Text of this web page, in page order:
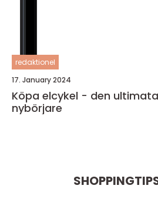
redaktionel
17. January 2024
Köpa elcykel - den
nybörjare